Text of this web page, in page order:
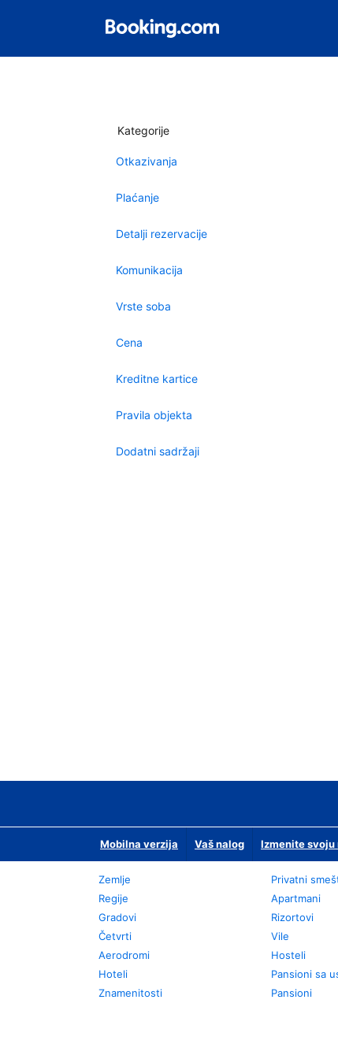
Kategorije
Otkazivanja
Plaćanje
Detalji rezervacije
Komunikacija
Vrste soba
Cena
Kreditne kartice
Pravila objekta
Dodatni sadržaji
Mobilna verzija Vaš nalog Izmenite
Zemlje
Regije
Gradovi
Četvrti
Aerodromi
Hoteli
Znamenitosti
Privatni
Apartmani
Rizortovi
Vile
Hosteli
Pansioni sa
Pansioni